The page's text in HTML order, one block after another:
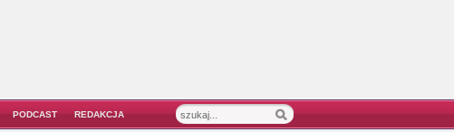
PODCAST REDAKCJA